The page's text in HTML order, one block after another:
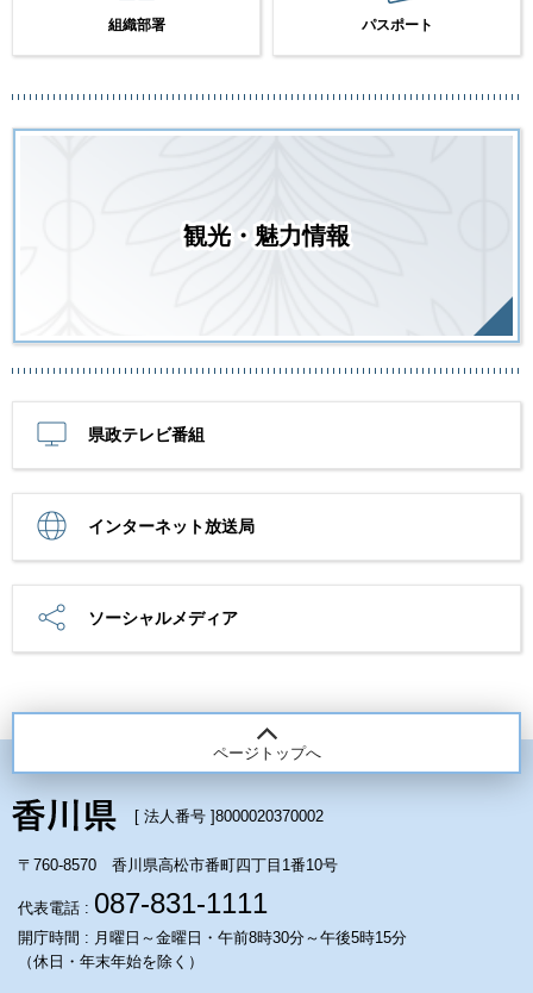
組織部署 パスポート
観光・魅力情報
県政テレビ番組
インターネット放送局
ソーシャルメディア
ページトップへ
[ 法人番号 ]8000020370002
〒760-8570 香川県高松市番町四丁目1番10号
代表電話 : 087-831-1111
開庁時間 : 月曜日～金曜日・午前8時30分～午後5時15分
（休日・年末年始を除く）